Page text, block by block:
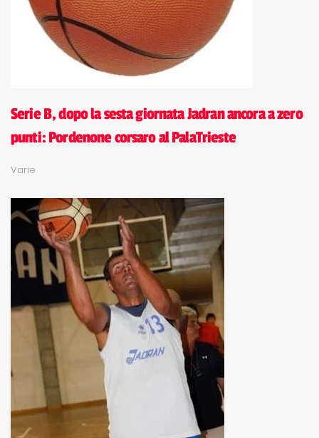
Serie B, dopo la sesta giornata Jadran ancora a zero
punti: Pordenone corsaro al PalaTrieste
Varie